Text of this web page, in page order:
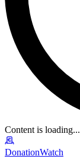
Content is loading...
DonationWatch